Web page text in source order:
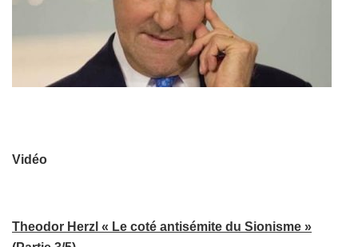
Vidéo
Theodor Herzl « Le coté antisémite du Sionisme »